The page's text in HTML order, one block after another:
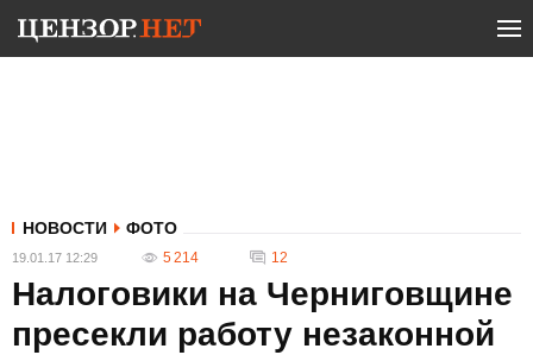
НОВОСТИ ФОТО
19.01.17 12:29 5 214 12
Налоговики на Черниговщине
пресекли работу незаконной